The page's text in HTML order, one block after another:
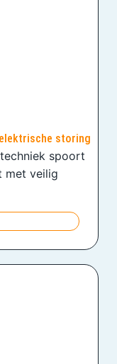
storing
spoort
met veilig